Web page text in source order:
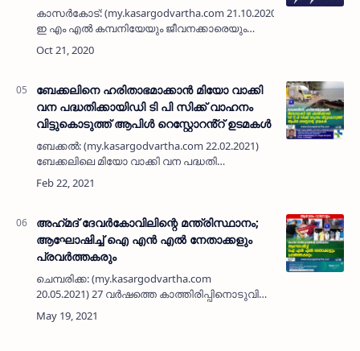
കാസര്‍കോട്: (my.kasargodvartha.com 21.10.2020) ഭെല്‍
ഇ എം എല്‍ കമ്പനിയേയും ജീവനക്കാരെയും
സംരക്ഷിക്കുന്നതിന് യോജിച്ച പ്രക്ഷോഭം
സംഘടിപ്പിക്കുവാന്‍ തൊഴിലാളി സംഘടനകളുടെ
ബേക്കലിനെ ഹരിതാഭമാക്കാൻ മിയോ വാക്കി
വന പദ്ധതിക്കായിഡി ടി പി സിക്ക് വാഹനം
വിട്ടുകൊടുത്ത് ആപിൾ റെസ്റ്റോറൻ്റ് ഉടമകൾ
ബേക്കൽ: (my.kasargodvartha.com 22.02.2021)
ബേക്കലിലെ മിയോ വാക്കി വന പദ്ധതി
നടപ്പാക്കുന്നതിന്, ബി ആർ ഡി സി യുടെ ആർ ഒ
ബി യുടെ അരികിലുള്ള മുള വേലി, കെ എസ് ടി പി
അഹ്‌മദ് ദേവർകോവിലിന്റെ മന്ത്രിസ്ഥാനം;
ആഘോഷിച്ച് ഐ എൻ എൽ നേതാക്കളും
പ്രവർത്തകരും
ചെമ്പരിക്ക: (my.kasargodvartha.com
20.05.2021) 27 വർഷത്തെ കാത്തിരിപ്പിനൊടുവിൽ
വെള്ളിയാഴ്ച പാർടി പ്രതിനിധി അഹ്‌മദ്‌
ദേവർകോവിൽ സ്ഥാനമേൽക്കുന്നതിൽ